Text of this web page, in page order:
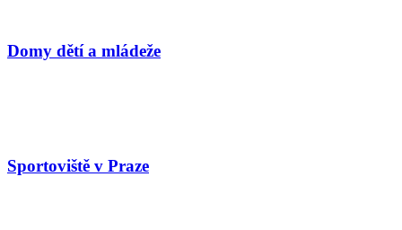
Domy dětí a mládeže
Sportoviště v Praze